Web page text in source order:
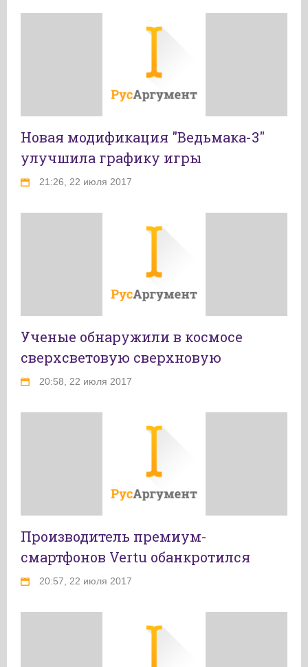
Новая модификация "Ведьмака-3"
улучшила графику игры
21:26, 22 июля 2017
Ученые обнаружили в космосе
сверхсветовую сверхновую
20:58, 22 июля 2017
Производитель премиум-
смартфонов Vertu обанкротился
20:57, 22 июля 2017